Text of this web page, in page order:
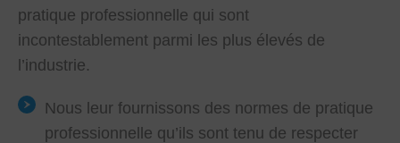
pratique professionnelle qui sont
incontestablement parmi les plus élevés de
l’industrie.
Nous leur fournissons des normes de pratique
professionnelle qu’ils sont tenu de respecter